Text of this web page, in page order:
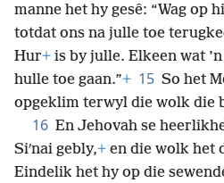
manne het hy gesê: “Wag op
totdat ons na julle toe
Hur+ is by julle. Elkeen wat
hulle toe gaan.”+ 15 So het
opgeklim terwyl die wolk die
16 En Jehovah se
Siʹnai gebly,+ en die wolk het
Eindelik het hy op die